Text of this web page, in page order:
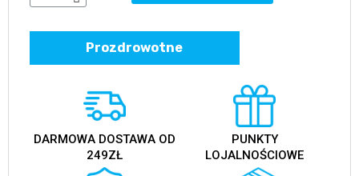
Prozdrowotne
DARMOWA DOSTAWA OD
249ZŁ
PUNKTY
LOJALNOŚCIOWE